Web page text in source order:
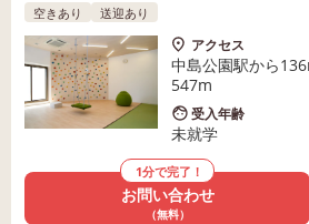
空きあり 送迎あり
アクセス
中島公園駅から
547m
受入年齢
未就学
1分で完了！
お問い合わせ
（無料）